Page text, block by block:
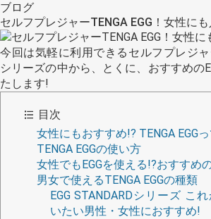
ブログ
セルフプレジャーTENGA EGG！女性にも
今回は気軽に利用できるセルフプレジ
シリーズの中から、とくに、おすすめの
たします!
目次
女性にもおすすめ!? TENGA EGG
TENGA EGGの使い方
女性でもEGGを使える!?おすすめ
男女で使えるTENGA EGGの種類
EGG STANDARDシリーズ こ
いたい男性・女性におすすめ!